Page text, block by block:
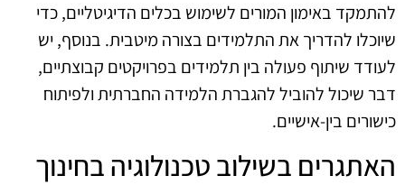
להתמקד באימון המורים לשימוש בכלים הדיגיטליים, כדי
שיוכלו להדריך את התלמידים בצורה מיטבית. בנוסף, יש
לעודד שיתוף פעולה בין תלמידים בפרויקטים קבוצתיים,
דבר שיכול להוביל להגברת הלמידה החברתית ולפיתוח
כישורים בין-אישיים.
האתגרים בשילוב טכנולוגיה בחינוך